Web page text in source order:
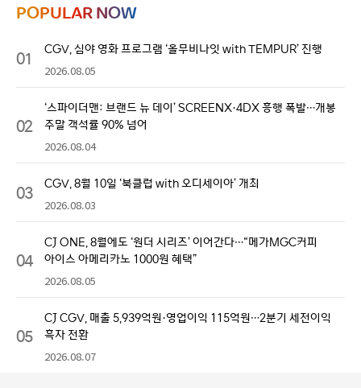
POPULAR NOW
01 CGV, 심야 영화 프로그램 ‘올무비나잇 with TEMPUR’ 진행
2026.08.05
02
‘스파이더맨: 브랜드 뉴 데이’ SCREENX·4DX 흥행 폭발…개봉
주말 객석률 90% 넘어
2026.08.04
03 CGV, 8월 10일 ‘북클럽 with 오디세이아’ 개최
2026.08.03
04
CJ ONE, 8월에도 ‘원더 시리즈’ 이어간다…“메가MGC커피
아이스 아메리카노 1000원 혜택”
2026.08.05
05
CJ CGV, 매출 5,939억원·영업이익 115억원…2분기 세전이익
흑자 전환
2026.08.07